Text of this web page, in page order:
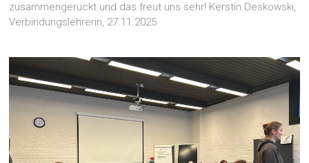
zusammengerückt und das freut uns sehr! Kerstin Deskowski,
Verbindungslehrerin, 27.11.2025